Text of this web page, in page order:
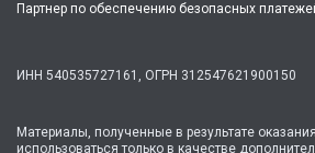
Партнер по обеспечению безопасных
ИНН 540535727161, ОГРН 312547621900150
Материалы, полученные в результате
использоваться только в качестве